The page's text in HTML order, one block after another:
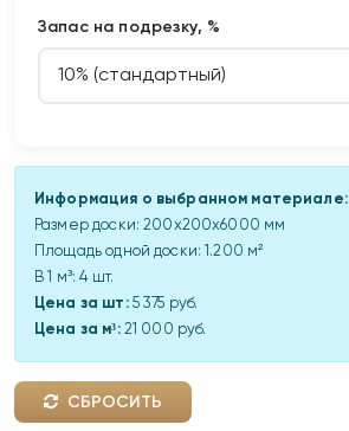
Запас на подрезку, %
Информация о выбранном материале:
Размер доски:200x200x6000 мм
Площадь одной доски:1.200 м²
В 1 м³:4шт.
Цена за шт:5 375 руб.
Цена за м³:21 000 руб.
СБРОСИТЬ